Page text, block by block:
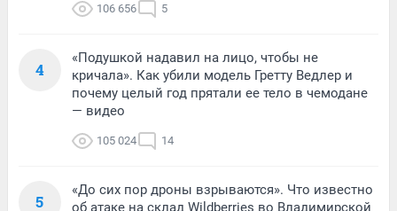
106 656 5
4
«Подушкой надавил на лицо, чтобы не
кричала». Как убили модель Гретту Ведлер и
почему целый год прятали ее тело в чемодане
— видео
105 024 14
5
«До сих пор дроны взрываются». Что известно
об атаке на склад Wildberries во Владимирской